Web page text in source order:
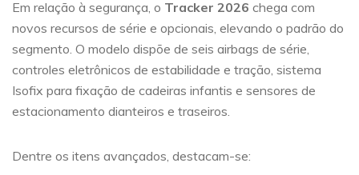
Em relação à segurança, o Tracker 2026 chega com
novos recursos de série e opcionais, elevando o padrão do
segmento. O modelo dispõe de seis airbags de série,
controles eletrônicos de estabilidade e tração, sistema
Isofix para fixação de cadeiras infantis e sensores de
estacionamento dianteiros e traseiros.
Dentre os itens avançados, destacam-se: